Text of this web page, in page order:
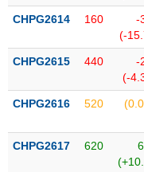
dịch
chính
tích
thuật
CHPG2614 160
-
(-
CHPG2615 440
-
(-
CHPG2616 520
CHPG2617 620